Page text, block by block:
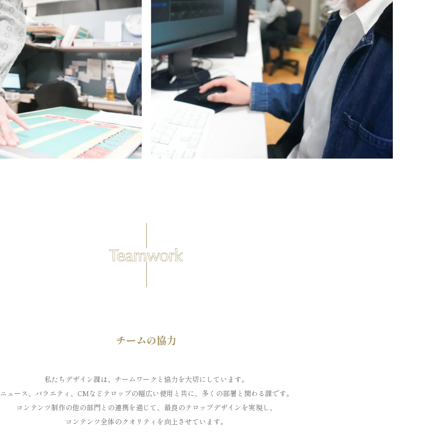
チームの協力
私たちデザイン課は、チームワークと協力を大切にしています。
ニュース、バラエティ、CMなどテロップの幅広い使用と共に、多くの部署と関わる課です。
コンテンツ制作の他の部門との連携を通じて、最良のテロップデザインを実現し、
コンテンツ全体のクオリティを向上させています。